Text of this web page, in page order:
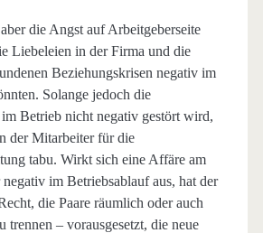
die Angst auf Arbeitgeberseite
Liebeleien in der Firma und die
Beziehungskrisen negativ im
Solange jedoch die
Betrieb nicht negativ gestört wird,
der Mitarbeiter für die
tabu. Wirkt sich eine Affäre am
im Betriebsablauf aus, hat der
die Paare räumlich oder auch
trennen – vorausgesetzt, die neue